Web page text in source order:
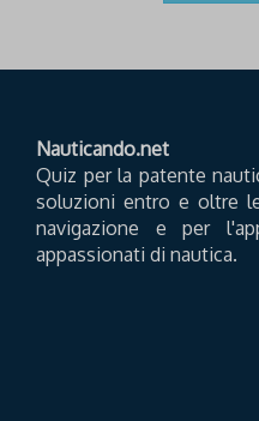
Nauticando.net
Quiz per la patente
soluzioni entro e oltre
navigazione e per
appassionati di nautica.